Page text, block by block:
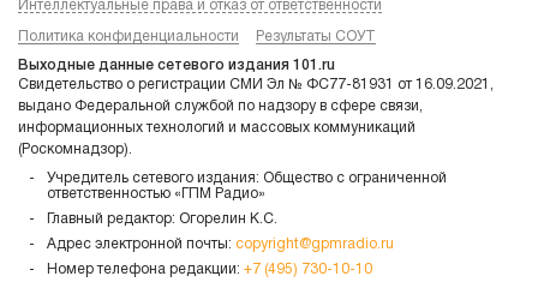
Интеллектуальные права и отказ от ответственности
Политика конфиденциальности Результаты СОУТ
Выходные данные сетевого издания 101.ru
Свидетельство о регистрации СМИ Эл № ФС77-81931 от 16.09.2021,
выдано Федеральной службой по надзору в сфере связи,
информационных технологий и массовых коммуникаций
(Роскомнадзор).
Учредитель сетевого издания: Общество с ограниченной
ответственностью «ГПМ Радио»
Главный редактор: Огорелин К.С.
Адрес электронной почты: copyright@gpmradio.ru
Номер телефона редакции: +7 (495) 730-10-10